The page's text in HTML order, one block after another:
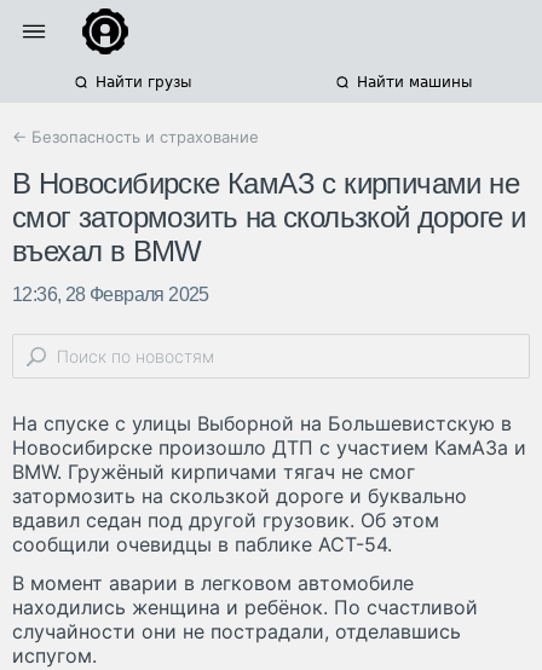
Найти грузы Найти машины
← Безопасность и страхование
В Новосибирске КамАЗ с кирпичами не
смог затормозить на скользкой дороге и
въехал в BMW
12:36, 28 Февраля 2025
На спуске с улицы Выборной на Большевистскую в
Новосибирске произошло ДТП с участием КамАЗа и
BMW. Гружёный кирпичами тягач не смог
затормозить на скользкой дороге и буквально
вдавил седан под другой грузовик. Об этом
сообщили очевидцы в паблике АСТ-54.
В момент аварии в легковом автомобиле
находились женщина и ребёнок. По счастливой
случайности они не пострадали, отделавшись
испугом.